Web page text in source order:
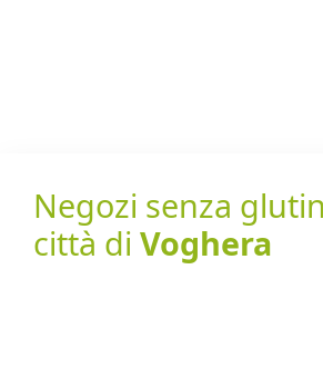
Negozi senza
città di Voghera